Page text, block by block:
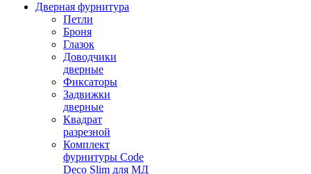
Дверная фурнитура
Петли
Броня
Глазок
Доводчики
дверные
Фиксаторы
Задвижки
дверные
Квадрат
разрезной
Комплект
фурнитуры Code
Deco Slim для МД